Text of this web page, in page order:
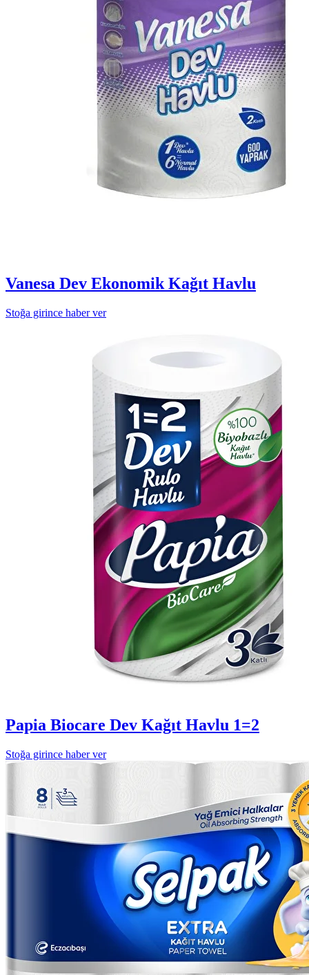
Vanesa Dev Ekonomik Kağıt Havlu
Stoğa girince haber ver
Papia Biocare Dev Kağıt Havlu 1=2
Stoğa girince haber ver